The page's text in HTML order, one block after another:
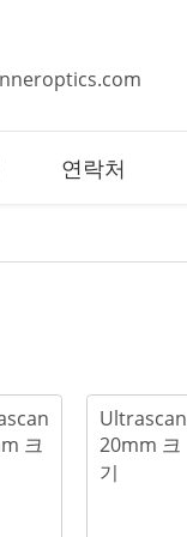
연락처
크
Ultrascan
20mm 크
기